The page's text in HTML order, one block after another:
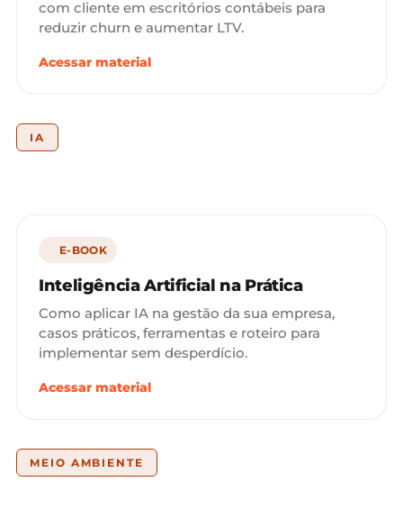
com cliente em escritórios contábeis para
reduzir churn e aumentar LTV.
Acessar material
IA
E-BOOK
Inteligência Artificial na Prática
Como aplicar IA na gestão da sua empresa,
casos práticos, ferramentas e roteiro para
implementar sem desperdício.
Acessar material
MEIO AMBIENTE